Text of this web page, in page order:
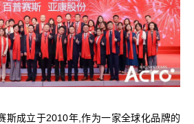
斯成立于2010年,作为一家全球化品牌的